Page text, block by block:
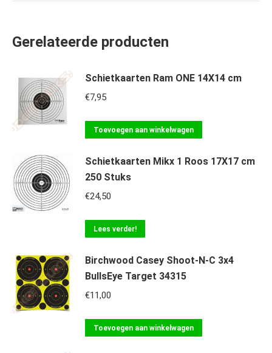
Gerelateerde producten
Schietkaarten Ram ONE 14X14 cm
€7,95
Toevoegen aan winkelwagen
Schietkaarten Mikx 1 Roos 17X17 cm
250 Stuks
€24,50
Lees verder!
Birchwood Casey Shoot-N-C 3x4
BullsEye Target 34315
€11,00
Toevoegen aan winkelwagen